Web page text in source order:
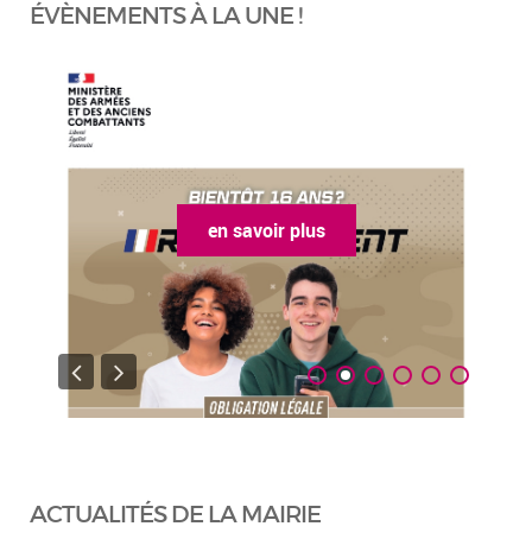
ÉVÈNEMENTS À LA UNE !
en savoir plus
ACTUALITÉS DE LA MAIRIE